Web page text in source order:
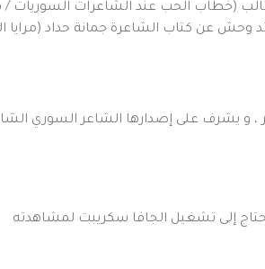
(خطاب الحب عند الشاعرات السوريات /
وحش عن كتاب الشاعرة جمانة حداد
، و يشرف على إصدارها الشاعر السوري
إلى تشغيل الجافا سكريبت لمشاهدته